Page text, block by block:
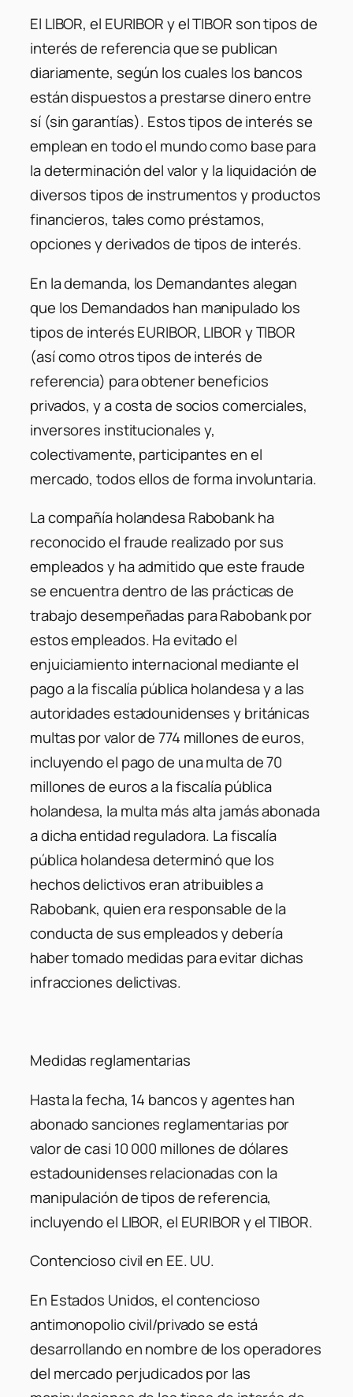
El LIBOR, el EURIBOR y el TIBOR son tipos de
interés de referencia que se publican
diariamente, según los cuales los bancos
están dispuestos a prestarse dinero entre
sí (sin garantías). Estos tipos de interés se
emplean en todo el mundo como base para
la determinación del valor y la liquidación de
diversos tipos de instrumentos y productos
financieros, tales como préstamos,
opciones y derivados de tipos de interés.
En la demanda, los Demandantes alegan
que los Demandados han manipulado los
tipos de interés EURIBOR, LIBOR y TIBOR
(así como otros tipos de interés de
referencia) para obtener beneficios
privados, y a costa de socios comerciales,
inversores institucionales y,
colectivamente, participantes en el
mercado, todos ellos de forma involuntaria.
La compañía holandesa Rabobank ha
reconocido el fraude realizado por sus
empleados y ha admitido que este fraude
se encuentra dentro de las prácticas de
trabajo desempeñadas para Rabobank por
estos empleados. Ha evitado el
enjuiciamiento internacional mediante el
pago a la fiscalía pública holandesa y a las
autoridades estadounidenses y británicas
multas por valor de 774 millones de euros,
incluyendo el pago de una multa de 70
millones de euros a la fiscalía pública
holandesa, la multa más alta jamás abonada
a dicha entidad reguladora. La fiscalía
pública holandesa determinó que los
hechos delictivos eran atribuibles a
Rabobank, quien era responsable de la
conducta de sus empleados y debería
haber tomado medidas para evitar dichas
infracciones delictivas.
Medidas reglamentarias
Hasta la fecha, 14 bancos y agentes han
abonado sanciones reglamentarias por
valor de casi 10 000 millones de dólares
estadounidenses relacionadas con la
manipulación de tipos de referencia,
incluyendo el LIBOR, el EURIBOR y el TIBOR.
Contencioso civil en EE. UU.
En Estados Unidos, el contencioso
antimonopolio civil/privado se está
desarrollando en nombre de los operadores
del mercado perjudicados por las